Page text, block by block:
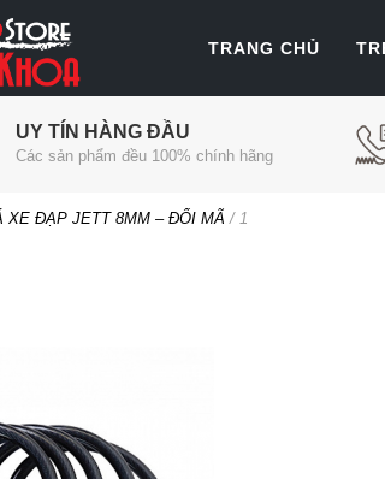
TRANG CHỦ
UY TÍN HÀNG ĐẦU
Các sản phẩm đều 100% chính hãng
XE ĐẠP JETT 8MM – ĐỔI MÃ / 1